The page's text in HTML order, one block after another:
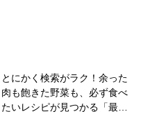
とにかく検索がラク！余った
肉も飽きた野菜も、必ず食べ
たいレシピが見つかる「最…